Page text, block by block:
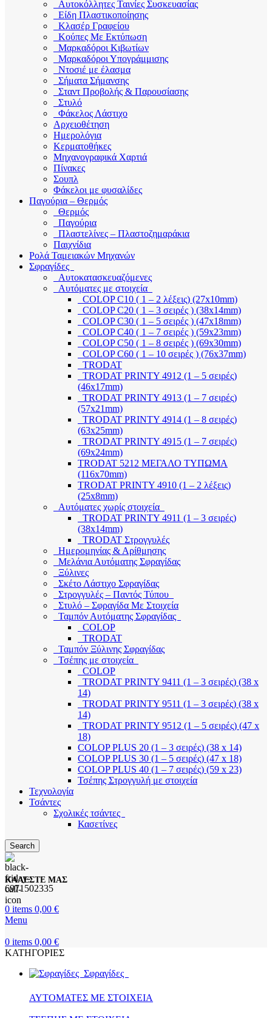
Αυτοκόλλητες Ταινίες Συσκευασίας
Είδη Πλαστικοποίησης
Κλασέρ Γραφείου
Κούπες Με Εκτύπωση
Μαρκαδόροι Κιβωτίων
Μαρκαδόροι Υπογράμμισης
Ντοσιέ με έλασμα
Σήματα Σήμανσης
Σταντ Προβολής & Παρουσίασης
Στυλό
Φάκελος Λάστιχο
Αρχειοθέτηση
Ημερολόγια
Κερματοθήκες
Μηχανογραφικά Χαρτιά
Πίνακες
Σουπλ
Φάκελοι με φυσαλίδες
Παγούρια – Θερμός
Θερμός
Παγούρια
Πλαστελίνες – Πλαστοζημαράκια
Παιχνίδια
Ρολά Ταμειακών Μηχανών
Σφραγίδες
Αυτοκατασκευαζόμενες
Αυτόματες με στοιχεία
COLOP C10 ( 1 – 2 λέξεις) (27x10mm)
COLOP C20 ( 1 – 3 σειρές ) (38x14mm)
COLOP C30 ( 1 – 5 σειρές ) (47x18mm)
COLOP C40 ( 1 – 7 σειρές ) (59x23mm)
COLOP C50 ( 1 – 8 σειρές ) (69x30mm)
COLOP C60 ( 1 – 10 σειρές ) (76x37mm)
TRODAT
TRODAT PRINTY 4912 (1 – 5 σειρές)
(46x17mm)
TRODAT PRINTY 4913 (1 – 7 σειρές)
(57x21mm)
TRODAT PRINTY 4914 (1 – 8 σειρές)
(63x25mm)
TRODAT PRINTY 4915 (1 – 7 σειρές)
(69x24mm)
TRODAT 5212 ΜΕΓΑΛΟ ΤΥΠΩΜΑ
(116x70mm)
TRODAT PRINTY 4910 (1 – 2 λέξεις)
(25x8mm)
Αυτόματες χωρίς στοιχεία
TRODAT PRINTY 4911 (1 – 3 σειρές)
(38x14mm)
TRODAT Στρογγυλές
Ημερομηνίας & Αρίθμησης
Μελάνια Αυτόματης Σφραγίδας
Ξύλινες
Σκέτο Λάστιχο Σφραγίδας
Στρογγυλές – Παντός Τύπου
Στυλό – Σφραγίδα Με Στοιχεία
Ταμπόν Αυτόματης Σφραγίδας
COLOP
TRODAT
Ταμπόν Ξύλινης Σφραγίδας
Τσέπης με στοιχεία
COLOP
TRODAT PRINTY 9411 (1 – 3 σειρές) (38 x
14)
TRODAT PRINTY 9511 (1 – 3 σειρές) (38 x
14)
TRODAT PRINTY 9512 (1 – 5 σειρές) (47 x
18)
COLOP PLUS 20 (1 – 3 σειρές) (38 x 14)
COLOP PLUS 30 (1 – 5 σειρές) (47 x 18)
COLOP PLUS 40 (1 – 7 σειρές) (59 x 23)
Τσέπης Στρογγυλή με στοιχεία
Τεχνολογία
Τσάντες
Σχολικές τσάντες
Κασετίνες
Search
ΚΑΛΕΣΤΕ ΜΑΣ
6971502335
0 items 0,00 €
Menu
0 items 0,00 €
ΚΑΤΗΓΟΡΙΕΣ
Σφραγίδες
ΑΥΤΟΜΑΤΕΣ ΜΕ ΣΤΟΙΧΕΙΑ